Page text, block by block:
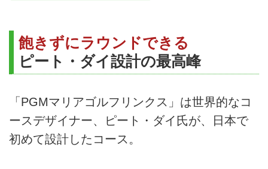
飽きずにラウンドできる
ピート・ダイ設計の最高峰
「PGMマリアゴルフリンクス」は世界的なコ
ースデザイナー、ピート・ダイ氏が、日本で
初めて設計したコース。